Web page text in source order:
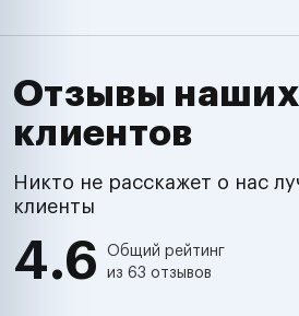
Отзывы наших
клиентов
Никто не расскажет о нас
клиенты
4.6
Общий рейтинг
из 63 отзывов